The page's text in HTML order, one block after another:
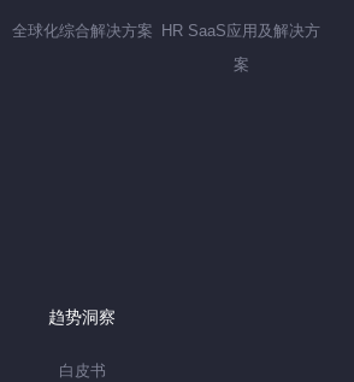
全球化综合解决方案 HR SaaS应用及解决方
案
趋势洞察
白皮书